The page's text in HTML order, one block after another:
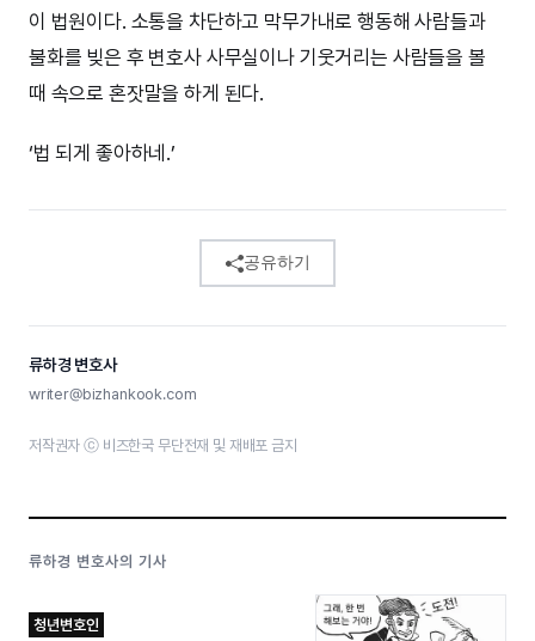
이 법원이다. 소통을 차단하고 막무가내로 행동해 사람들과
불화를 빚은 후 변호사 사무실이나 기웃거리는 사람들을 볼
때 속으로 혼잣말을 하게 된다.
‘법 되게 좋아하네.’
공유하기
류하경 변호사
writer@bizhankook.com
저작권자 ⓒ 비즈한국 무단전재 및 재배포 금지
류하경 변호사의 기사
청년변호인